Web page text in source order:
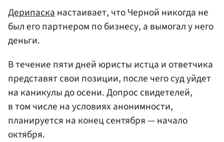
Дерипасканастаивает, что Черной никогда не
был его партнером по бизнесу, а вымогал у него
деньги.
В течение пяти дней юристы истца и ответчика
представят свои позиции, после чего суд уйдет
на каникулы до осени. Допрос свидетелей,
в том числе на условиях анонимности,
планируется на конец сентября — начало
октября.